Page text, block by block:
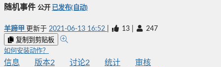
随机事件 公开 已发布(自动)
羊蹄甲 更新于 2021-06-13 16:52 13 247
复制到剪贴板
如何安装动作？
信息 版本2 讨论2 统计
审核